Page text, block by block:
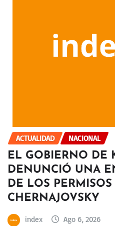
ACTUALIDAD NACIONAL
EL GOBIERNO DE
DENUNCIÓ UNA
DE LOS
CHERNAJOVSKY
index Ago 6, 2026